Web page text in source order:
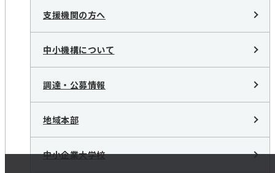
支援機関の方へ
中小機構について
調達・公募情報
地域本部
中小企業大学校